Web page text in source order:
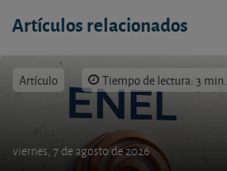
Artículos relacionados
Artículo Tiempo de lectura: 3 min.
viernes, 7 de agosto de 2026